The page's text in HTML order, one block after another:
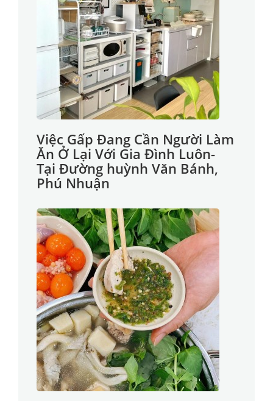
Việc Gấp Đang Cần Người Làm
Ăn Ở Lại Với Gia Đình Luôn-
Tại Đường huỳnh Văn Bánh,
Phú Nhuận